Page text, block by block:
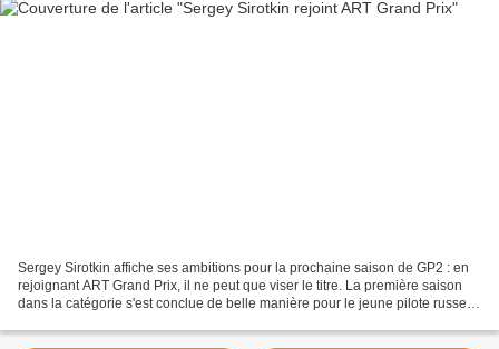
Sergey Sirotkin affiche ses ambitions pour la prochaine saison de GP2 : en
rejoignant ART Grand Prix, il ne peut que viser le titre. La première saison
dans la catégorie s'est conclue de belle manière pour le jeune pilote russe